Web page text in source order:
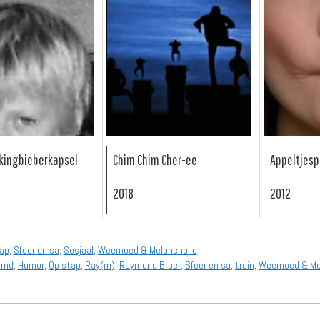
Chim Chim Cher-ee
2018 2012
, Sfeer en sa, Sosjaal, Weemoed & Melancholie
, Humor, Op stap, Ray(m), Raymund Broer, Sfeer en sa, trein, Weemoed &